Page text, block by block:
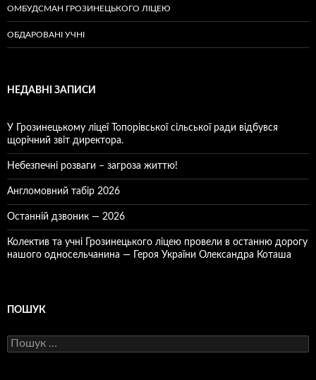
ОМБУДСМАН ГРОЗИНЕЦЬКОГО ЛІЦЕЮ
ОБДАРОВАНІ УЧНІ
НЕДАВНІ ЗАПИСИ
У Грозинецькому ліцеї Топорівської сільської ради відбувся
щорічний звіт директора.
Небезпечні розваги – загроза життю!
Англомовний табір 2026
Останній дзвоник — 2026
Колектив та учні Грозинецького ліцею провели в останню дорогу
нашого односельчанина — Героя України Олександра Коташа
ПОШУК
Пошук: